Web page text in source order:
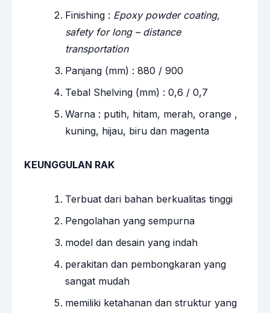
Finishing : Epoxy powder coating,
safety for long – distance
transportation
Panjang (mm) : 880 / 900
Tebal Shelving (mm) : 0,6 / 0,7
Warna : putih, hitam, merah, orange ,
kuning, hijau, biru dan magenta
KEUNGGULAN RAK
Terbuat dari bahan berkualitas tinggi
Pengolahan yang sempurna
model dan desain yang indah
perakitan dan pembongkaran yang
sangat mudah
memiliki ketahanan dan struktur yang